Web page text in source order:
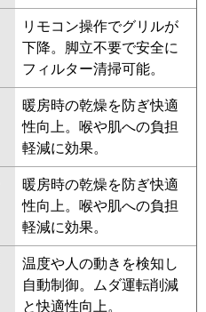
リモコン操作でグリルが
下降。脚立不要で安全に
フィルター清掃可能。
暖房時の乾燥を防ぎ快適
性向上。喉や肌への負担
軽減に効果。
暖房時の乾燥を防ぎ快適
性向上。喉や肌への負担
軽減に効果。
温度や人の動きを検知し
自動制御。ムダ運転削減
と快適性向上。